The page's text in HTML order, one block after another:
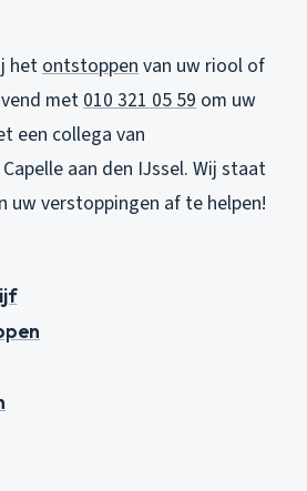
hetontstoppenvan uw riool of
met010 321 05 59 om uw
een collega van
aan den IJssel. Wij staat
uw verstoppingen af te helpen!